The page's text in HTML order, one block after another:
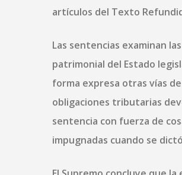
artículos del Texto
Las sentencias examinan
patrimonial del Estado
forma expresa otras vías
obligaciones tributarias
sentencia con fuerza de
impugnadas cuando se